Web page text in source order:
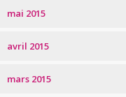
mai 2015
avril 2015
mars 2015